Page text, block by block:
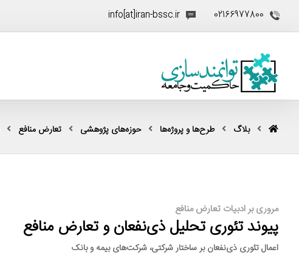
02166977800
info[at]iran-bssc.ir
بلاگ طرح‌ها و پروژه‌ها حوزه‌های پژوهشی تعارض منافع
مروری بر ادبیات تعارض منافع
پیوند تئوری تحلیل ذی‌نفعان و تعارض منافع
اعمال تئوری ذی‌نفعان بر ساختار شرکتی، شرکت‌های بیمه و بانک